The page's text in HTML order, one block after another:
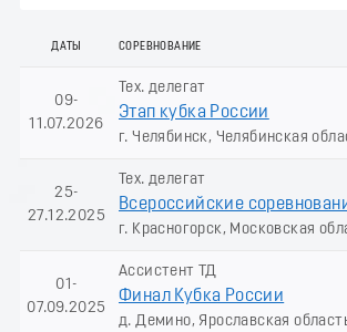
ДАТЫ СОРЕВНОВАНИЕ
09-
11.07.2026
Тех. делегат
Этап кубка России
г. Челябинск, Челябинская
25-
27.12.2025
Тех. делегат
Всероссийские
г. Красногорск, Московская
01-
07.09.2025
Ассистент ТД
Финал Кубка России
д. Демино, Ярославская